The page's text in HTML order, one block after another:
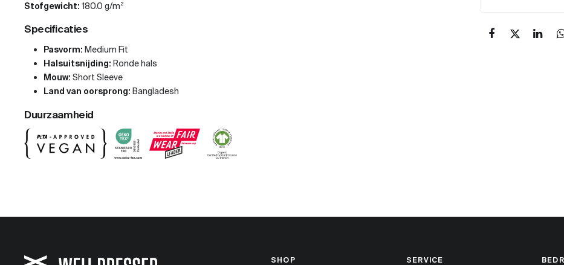
Stofgewicht: 180.0 g/m²
Specificaties
Pasvorm: Medium Fit
Halsuitsnijding: Ronde hals
Mouw: Short Sleeve
Land van oorsprong: Bangladesh
Duurzaamheid
SHOP SERVICE